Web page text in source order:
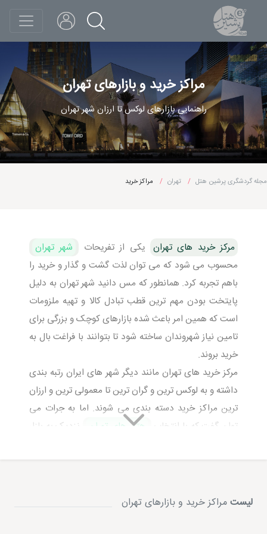
مراکز خرید و بازارهای تهران
راهنمایی بازارهای لوکس تا ارزان شهر تهران
مجله گردشگری پرشین هتل تهران مراکز خرید
مرکز خرید های تهران یکی از تفریحات
شهر تهران
محسوب می شود که می توان لذت گشت و گذار و خرید را
باهم تجربه کرد. همانطور که مس دانید شهر تهران به دلیل
پایتخت بودن مهم ترین قطب تبادل کالا و تهیه ملزومات
است که همین امر باعث شده بازارهای کوچک و بزرگی برای
تامین نیاز شهروندان ساخته شود تا بتوانند با فراغت بال به
خرید بروند.
مرکز خرید های تهران مانند دیگر شهر های ایران رتبه بندی
داشته و به لوکس ترین و گران ترین تا معمولی ترین و ارزان
ترین مراکز خرید دسته بندی می شوند. اما به جرات می
توان گفت که با انتخاب
هتل های تهران
نزدیک به بازار
با پای پیاده به این مراکز خرید تهران بروید و از خرید های
مرکز خرید های تهران مانند مجتمع تجاری پالادیوم تهرانلیستمراکز خرید و بازارهای تهران